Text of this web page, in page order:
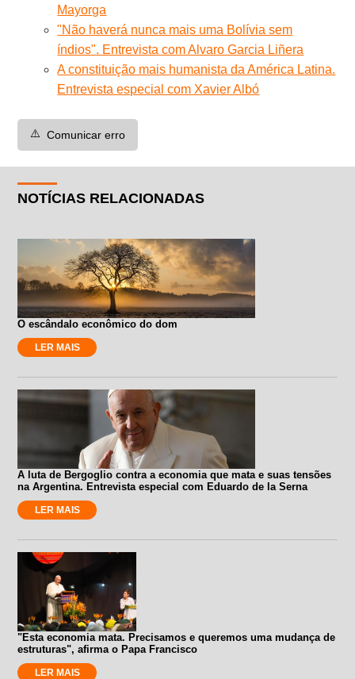
Mayorga
"Não haverá nunca mais uma Bolívia sem
índios". Entrevista com Alvaro Garcia Liñera
A constituição mais humanista da América Latina.
Entrevista especial com Xavier Albó
⚠️ Comunicar erro
NOTÍCIAS RELACIONADAS
O escândalo econômico do dom
LER MAIS
A luta de Bergoglio contra a economia que mata e suas tensões
na Argentina. Entrevista especial com Eduardo de la Serna
LER MAIS
"Esta economia mata. Precisamos e queremos uma mudança de
estruturas", afirma o Papa Francisco
LER MAIS